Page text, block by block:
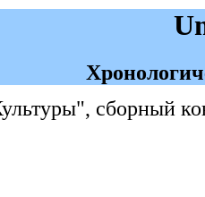
сборный